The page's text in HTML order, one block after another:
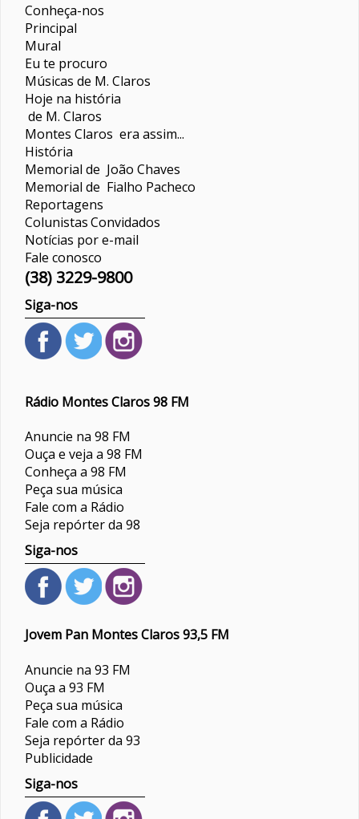
Conheça-nos
Principal
Mural
Eu te procuro
Músicas de M. Claros
Hoje na história
de M. Claros
Montes Claros era assim...
História
Memorial de João Chaves
Memorial de Fialho Pacheco
Reportagens
ColunistasConvidados
Notícias por e-mail
Fale conosco
(38) 3229-9800
Siga-nos
Rádio Montes Claros 98 FM
Anuncie na 98 FM
Ouça e veja a 98 FM
Conheça a 98 FM
Peça sua música
Fale com a Rádio
Seja repórter da 98
Siga-nos
Jovem Pan Montes Claros 93,5 FM
Anuncie na 93 FM
Ouça a 93 FM
Peça sua música
Fale com a Rádio
Seja repórter da 93
Publicidade
Siga-nos